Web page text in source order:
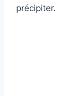
précipiter.